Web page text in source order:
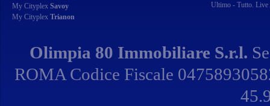
My Cityplex Savoy
My Cityplex Trianon
Ultimo - Tutto. Live
Olimpia 80 Immobiliare S.r.l.
ROMA Codice Fiscale